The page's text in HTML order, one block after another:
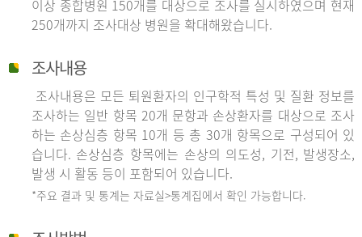
이상 종합병원 150개를 대상으로 조사를 실시하였으며 현재
250개까지 조사대상 병원을 확대해왔습니다.
조사내용
조사내용은 모든 퇴원환자의 인구학적 특성 및 질환 정보를
조사하는 일반 항목 20개 문항과 손상환자를 대상으로 조사
하는 손상심층 항목 10개 등 총 30개 항목으로 구성되어 있
습니다. 손상심층 항목에는 손상의 의도성, 기전, 발생장소,
발생 시 활동 등이 포함되어 있습니다.
*주요 결과 및 통계는 자료실>통계집에서 확인 가능합니다.